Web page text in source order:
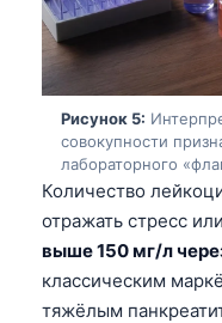
Рисунок 5:
совокупности
лабораторного
Количество
отражать стресс
выше 150 мг/л
классическим
тяжёлым
ພາສາລາວ
Basa Jawa
Cebuano
ئۇيغۇرچە
Кыргызча
Татар теле
Беларуская